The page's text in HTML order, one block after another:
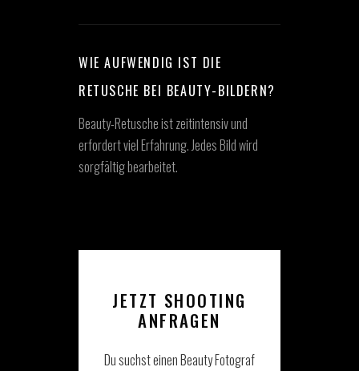
WIE AUFWENDIG IST DIE
RETUSCHE BEI BEAUTY-BILDERN?
Beauty-Retusche ist zeitintensiv und
erfordert viel Erfahrung. Jedes Bild wird
sorgfältig bearbeitet.
JETZT SHOOTING
ANFRAGEN
Du suchst einen Beauty Fotograf